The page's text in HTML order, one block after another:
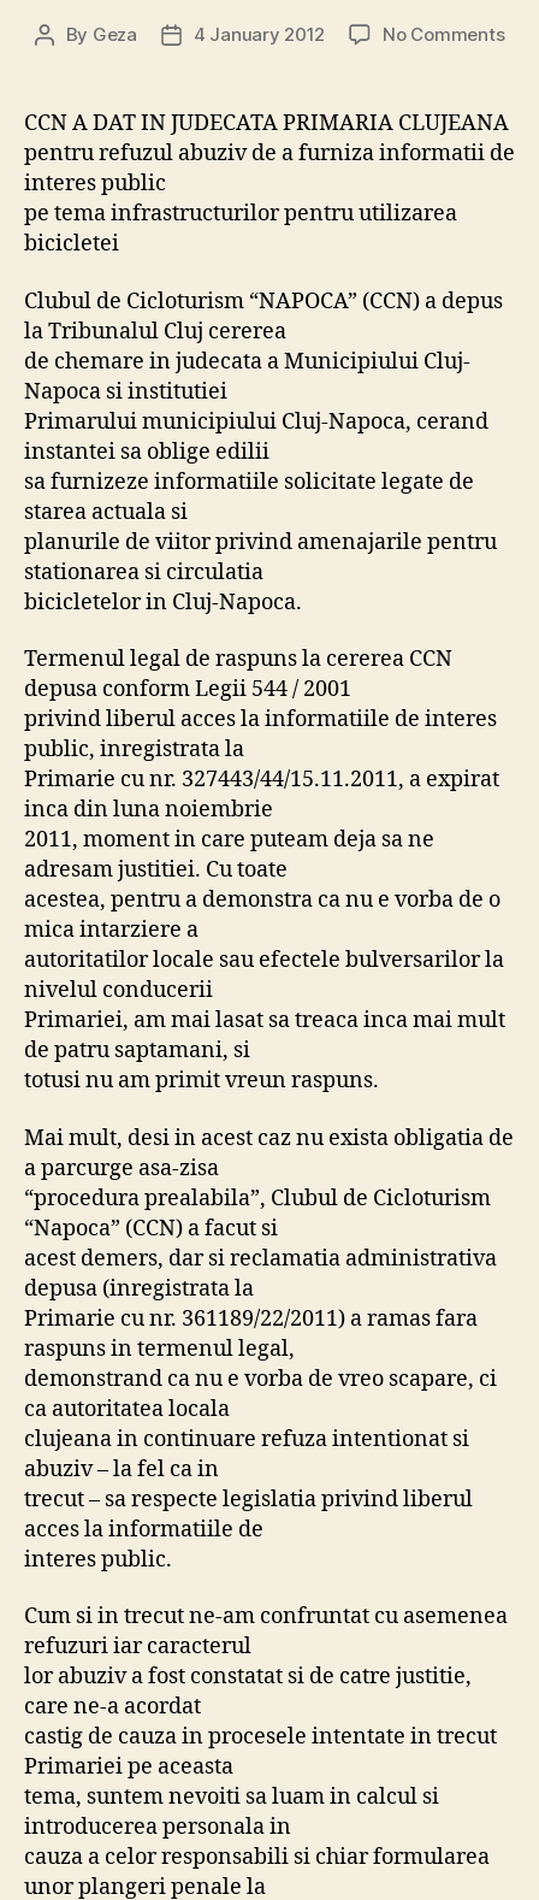
Post
By Geza
Post4 January 2012 No Commentson
DAT
CCN A DAT IN JUDECATA PRIMARIA CLUJEANA
pentru refuzul abuziv de a furniza informatii de
interes public
pe tema infrastructurilor pentru utilizarea
bicicletei
Clubul de Cicloturism “NAPOCA” (CCN) a depus
la Tribunalul Cluj cererea
de chemare in judecata a Municipiului Cluj-
Napoca si institutiei
Primarului municipiului Cluj-Napoca, cerand
instantei sa oblige edilii
sa furnizeze informatiile solicitate legate de
starea actuala si
planurile de viitor privind amenajarile pentru
stationarea si circulatia
bicicletelor in Cluj-Napoca.
Termenul legal de raspuns la cererea CCN
depusa conform Legii 544 / 2001
privind liberul acces la informatiile de interes
public, inregistrata la
Primarie cu nr. 327443/44/15.11.2011, a expirat
inca din luna noiembrie
2011, moment in care puteam deja sa ne
adresam justitiei. Cu toate
acestea, pentru a demonstra ca nu e vorba de o
mica intarziere a
autoritatilor locale sau efectele bulversarilor la
nivelul conducerii
Primariei, am mai lasat sa treaca inca mai mult
de patru saptamani, si
totusi nu am primit vreun raspuns.
Mai mult, desi in acest caz nu exista obligatia de
a parcurge asa-zisa
“procedura prealabila”, Clubul de Cicloturism
“Napoca” (CCN) a facut si
acest demers, dar si reclamatia administrativa
depusa (inregistrata la
Primarie cu nr. 361189/22/2011) a ramas fara
raspuns in termenul legal,
demonstrand ca nu e vorba de vreo scapare, ci
ca autoritatea locala
clujeana in continuare refuza intentionat si
abuziv – la fel ca in
trecut – sa respecte legislatia privind liberul
acces la informatiile de
interes public.
Cum si in trecut ne-am confruntat cu asemenea
refuzuri iar caracterul
lor abuziv a fost constatat si de catre justitie,
care ne-a acordat
castig de cauza in procesele intentate in trecut
Primariei pe aceasta
tema, suntem nevoiti sa luam in calcul si
introducerea personala in
cauza a celor responsabili si chiar formularea
unor plangeri penale la